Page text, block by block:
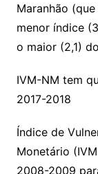
Maranhão
menor índice
o maior (2,1)
IVM-NM tem
2017-2018
Índice de
Monetário
2008-2009